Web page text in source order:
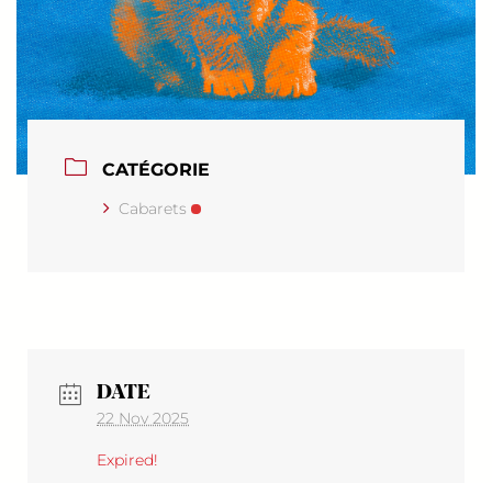
CATÉGORIE
Cabarets
DATE
22 Nov 2025
Expired!